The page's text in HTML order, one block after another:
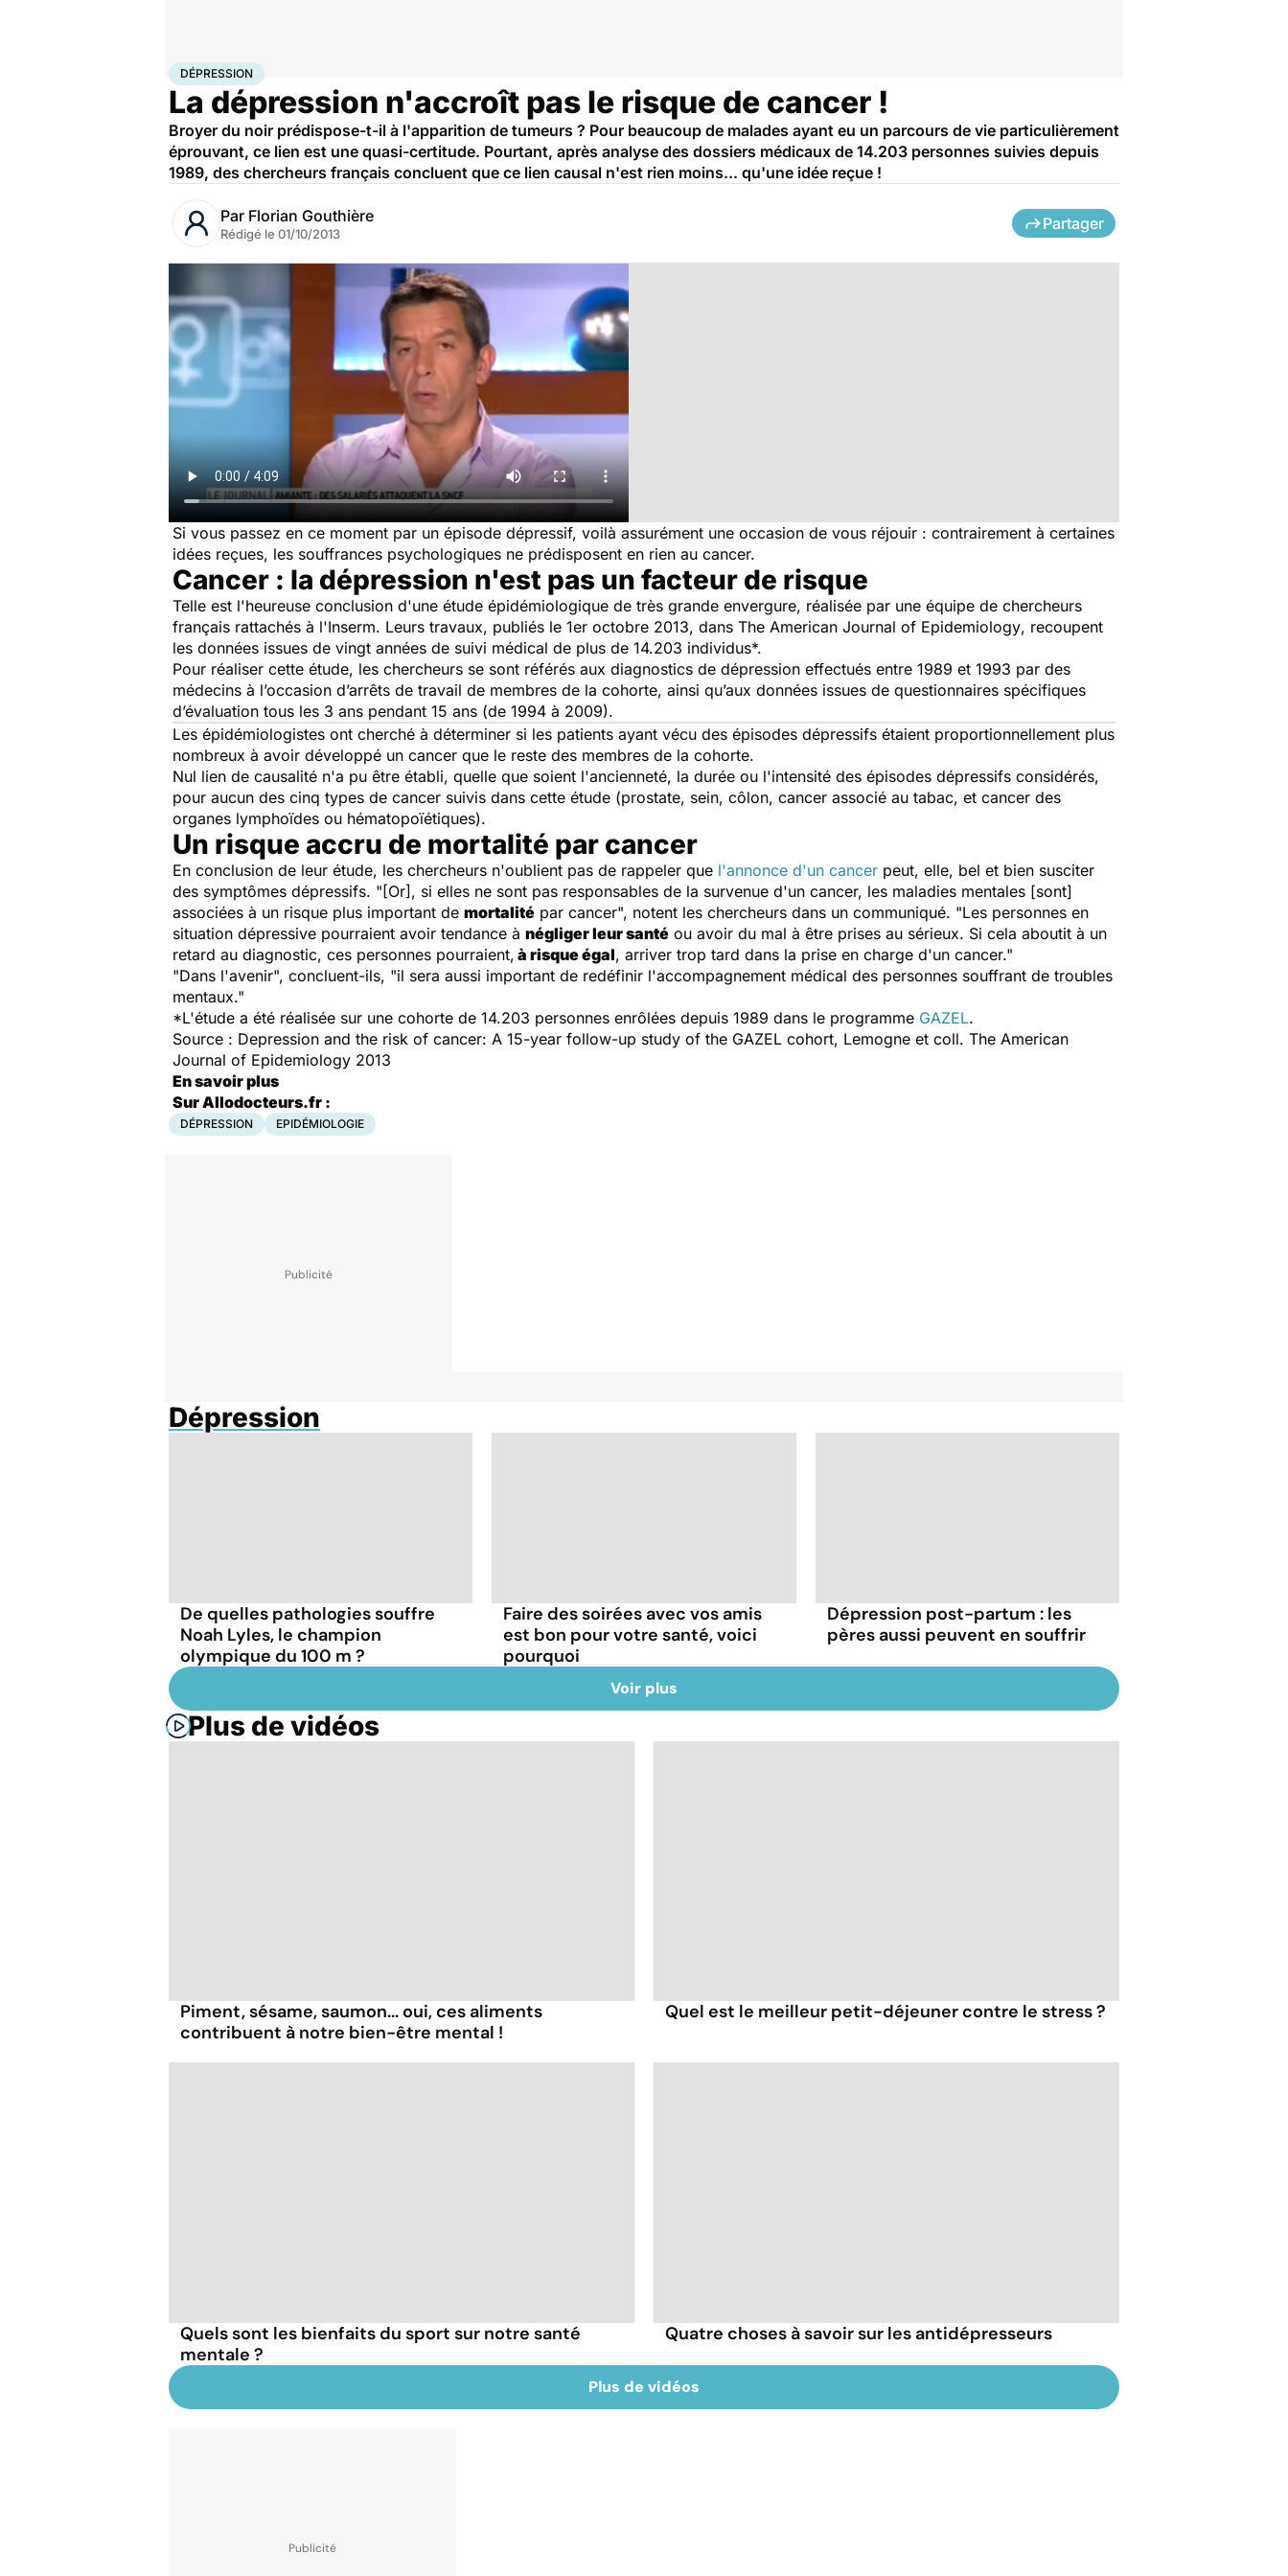
AccueilSantéDépression
DÉPRESSION
La dépression n'accroît pas le risque de cancer !
Broyer du noir prédispose-t-il à l'apparition de tumeurs ? Pour beaucoup de malades ayant eu un parcours de vie particulièrement
éprouvant, ce lien est une quasi-certitude. Pourtant, après analyse des dossiers médicaux de 14.203 personnes suivies depuis
1989, des chercheurs français concluent que ce lien causal n'est rien moins... qu'une idée reçue !
Par Florian Gouthière
Rédigé le 01/10/2013
Partager
Si vous passez en ce moment par un épisode dépressif, voilà assurément une occasion de vous réjouir : contrairement à certaines
idées reçues, les souffrances psychologiques ne prédisposent en rien au cancer.
Cancer : la dépression n'est pas un facteur de risque
Telle est l'heureuse conclusion d'une étude épidémiologique de très grande envergure, réalisée par une équipe de chercheurs
français rattachés à l'Inserm. Leurs travaux, publiés le 1er octobre 2013, dans The American Journal of Epidemiology, recoupent
les données issues de vingt années de suivi médical de plus de 14.203 individus*.
Pour réaliser cette étude, les chercheurs se sont référés aux diagnostics de dépression effectués entre 1989 et 1993 par des
médecins à l’occasion d’arrêts de travail de membres de la cohorte, ainsi qu’aux données issues de questionnaires spécifiques
d’évaluation tous les 3 ans pendant 15 ans (de 1994 à 2009).
Les épidémiologistes ont cherché à déterminer si les patients ayant vécu des épisodes dépressifs étaient proportionnellement plus
nombreux à avoir développé un cancer que le reste des membres de la cohorte.
Nul lien de causalité n'a pu être établi, quelle que soient l'ancienneté, la durée ou l'intensité des épisodes dépressifs considérés,
pour aucun des cinq types de cancer suivis dans cette étude (prostate, sein, côlon, cancer associé au tabac, et cancer des
organes lymphoïdes ou hématopoïétiques).
Un risque accru de mortalité par cancer
En conclusion de leur étude, les chercheurs n'oublient pas de rappeler que l'annonce d'un cancer peut, elle, bel et bien susciter
des symptômes dépressifs. "[Or], si elles ne sont pas responsables de la survenue d'un cancer, les maladies mentales [sont]
associées à un risque plus important de mortalité par cancer", notent les chercheurs dans un communiqué. "Les personnes en
situation dépressive pourraient avoir tendance à négliger leur santé ou avoir du mal à être prises au sérieux. Si cela aboutit à un
retard au diagnostic, ces personnes pourraient, à risque égal, arriver trop tard dans la prise en charge d'un cancer."
"Dans l'avenir", concluent-ils, "il sera aussi important de redéfinir l'accompagnement médical des personnes souffrant de troubles
mentaux."
*L'étude a été réalisée sur une cohorte de 14.203 personnes enrôlées depuis 1989 dans le programme GAZEL.
Source : Depression and the risk of cancer: A 15-year follow-up study of the GAZEL cohort, Lemogne et coll. The American
Journal of Epidemiology 2013
En savoir plus
Sur Allodocteurs.fr :
DÉPRESSION EPIDÉMIOLOGIE
Dépression
De quelles pathologies souffre
Noah Lyles, le champion
olympique du 100 m ?
Faire des soirées avec vos amis
est bon pour votre santé, voici
pourquoi
Dépression post-partum : les
pères aussi peuvent en souffrir
Voir plus
Plus de vidéos
Piment, sésame, saumon... oui, ces aliments
contribuent à notre bien-être mental !
Quel est le meilleur petit-déjeuner contre le stress ?
Quels sont les bienfaits du sport sur notre santé
mentale ?
Quatre choses à savoir sur les antidépresseurs
Plus de vidéos